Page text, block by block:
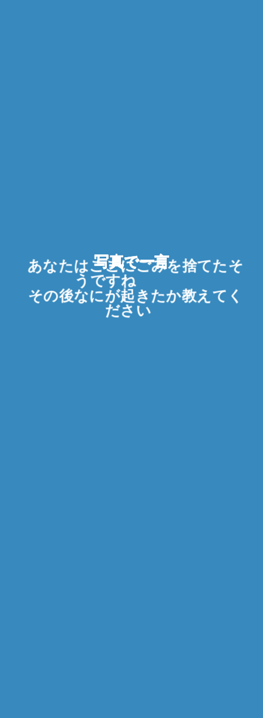
あなたはここにごみを捨てたそ
うですね
その後なにが起きたか教えてく
ださい
写真で一言
写真で一言
写真で一言
写真で一言
写真で一言